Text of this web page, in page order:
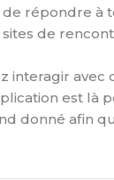
répondre
de
avec
est là
afin